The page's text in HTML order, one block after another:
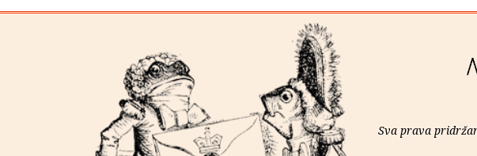
Sva prava